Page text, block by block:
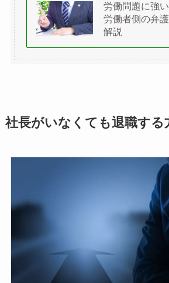
労働問題に強
労働者側の弁
解説
社長がいなくても退職する